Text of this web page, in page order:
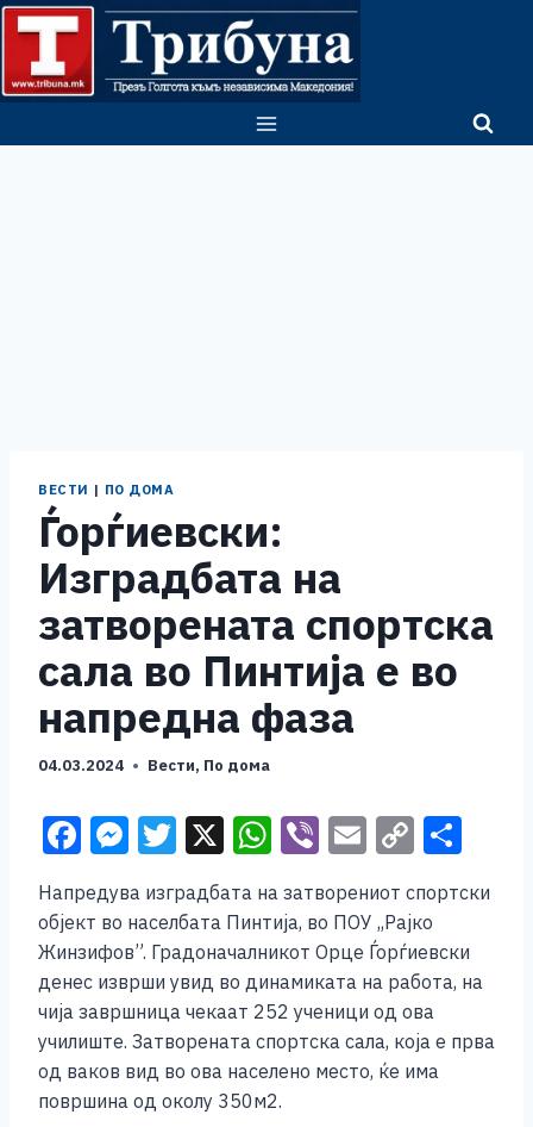
Skip
content
ВЕСТИ | ПО ДОМА
Ѓорѓиевски:
Изградбата на
затворената спортска
сала во Пинтија е во
напредна фаза
04.03.2024 Вести, По дома
F
c
e
b
o
o
k
M
ss
e
n
g
er
T
wi
tt
er
X W
at
s
A
p
p
Vi
er
E
ai
l
C
p
y
Li
n
k
ar
e
​Напредува изградбата на затворениот спортски
објект во населбата Пинтија, во ПОУ ,,Рајко
Жинзифов”. Градоначалникот Орце Ѓорѓиевски
денес изврши увид во динамиката на работа, на
чија завршница чекаат 252 ученици од ова
училиште. Затворената спортска сала, која е прва
од ваков вид во ова населено место, ќе има
површина од околу 350м2.